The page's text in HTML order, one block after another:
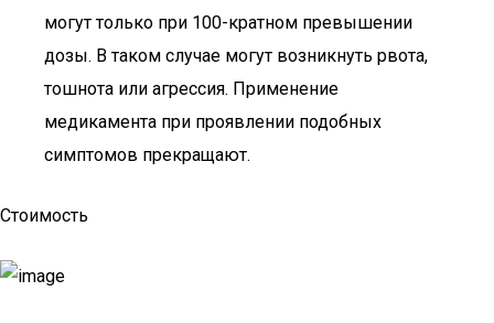
могут только при 100-кратном превышении
дозы. В таком случае могут возникнуть рвота,
тошнота или агрессия. Применение
медикамента при проявлении подобных
симптомов прекращают.
Стоимость